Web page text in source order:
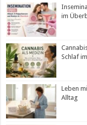
im
Schlaf
Leben
Alltag